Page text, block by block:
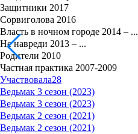
Защитники 2017
Сорвиголова 2016
Власть в ночном городе 2014 – ...
Не навреди 2013 – ...
Родители 2010
Частная практика 2007-2009
Участвовала28
Ведьмак 3 сезон (2023)
Ведьмак 3 сезон (2023)
Ведьмак 2 сезон (2021)
Ведьмак 2 сезон (2021)